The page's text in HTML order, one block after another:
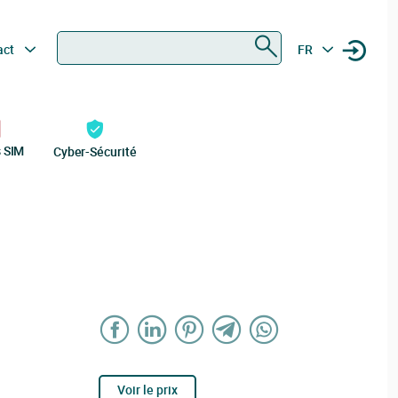
FR
Cyber-Sécurité
Voir le prix